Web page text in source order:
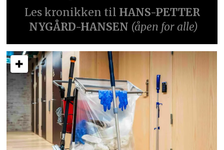
Les kronikken til HANS-PETTER
NYGÅRD-HANSEN (åpen for alle)